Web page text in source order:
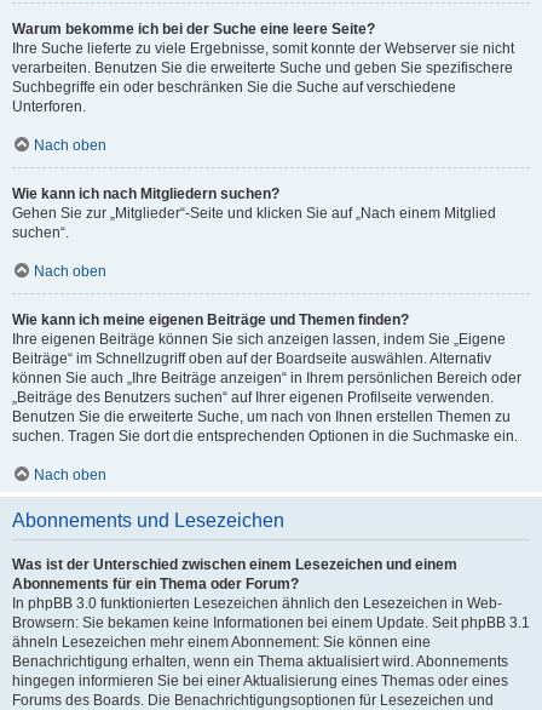
Warum bekomme ich bei der Suche eine leere Seite?
Ihre Suche lieferte zu viele Ergebnisse, somit konnte der Webserver sie nicht
verarbeiten. Benutzen Sie die erweiterte Suche und geben Sie spezifischere
Suchbegriffe ein oder beschränken Sie die Suche auf verschiedene
Unterforen.
Nach oben
Wie kann ich nach Mitgliedern suchen?
Gehen Sie zur „Mitglieder“-Seite und klicken Sie auf „Nach einem Mitglied
suchen“.
Nach oben
Wie kann ich meine eigenen Beiträge und Themen finden?
Ihre eigenen Beiträge können Sie sich anzeigen lassen, indem Sie „Eigene
Beiträge“ im Schnellzugriff oben auf der Boardseite auswählen. Alternativ
können Sie auch „Ihre Beiträge anzeigen“ in Ihrem persönlichen Bereich oder
„Beiträge des Benutzers suchen“ auf Ihrer eigenen Profilseite verwenden.
Benutzen Sie die erweiterte Suche, um nach von Ihnen erstellen Themen zu
suchen. Tragen Sie dort die entsprechenden Optionen in die Suchmaske ein.
Nach oben
Abonnements und Lesezeichen
Was ist der Unterschied zwischen einem Lesezeichen und einem
Abonnements für ein Thema oder Forum?
In phpBB 3.0 funktionierten Lesezeichen ähnlich den Lesezeichen in Web-
Browsern: Sie bekamen keine Informationen bei einem Update. Seit phpBB 3.1
ähneln Lesezeichen mehr einem Abonnement: Sie können eine
Benachrichtigung erhalten, wenn ein Thema aktualisiert wird. Abonnements
hingegen informieren Sie bei einer Aktualisierung eines Themas oder eines
Forums des Boards. Die Benachrichtigungsoptionen für Lesezeichen und